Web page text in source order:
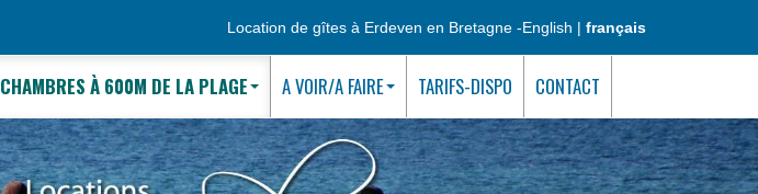
Location de gîtes à Erdeven en Bretagne -English | français
CHAMBRES À 600M DE LA PLAGE A VOIR/A FAIRE TARIFS-DISPO CONTACT